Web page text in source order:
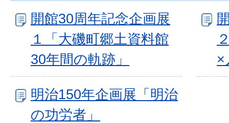
開館30周年記念企画展
１「大磯町郷土資料館
30年間の軌跡」
×
明治150年企画展「明治
の功労者」